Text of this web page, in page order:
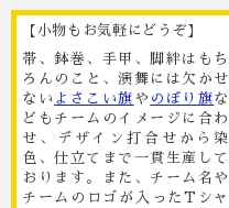
【小物もお気軽にどうぞ】
帯、鉢巻、手甲、脚絆はもち
ろんのこと、演舞には欠かせ
ない よさこい旗 や のぼり旗な
どもチームのイメージに合わ
せ、デザイン打合せから染
色、仕立てまで一貫生産して
おります。また、チーム名や
チームのロゴが入ったTシャ